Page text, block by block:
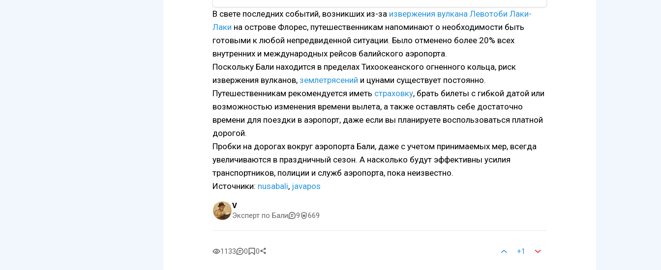
В свете последних событий, возникших из-за извержения вулкана Левотоби Лаки-
Лаки на острове Флорес, путешественникам напоминают о необходимости быть
готовыми к любой непредвиденной ситуации. Было отменено более 20% всех
внутренних и международных рейсов балийского аэропорта.
Поскольку Бали находится в пределах Тихоокеанского огненного кольца, риск
извержения вулканов, землетрясений и цунами существует постоянно.
Путешественникам рекомендуется иметь страховку, брать билеты с гибкой датой или
возможностью изменения времени вылета, а также оставлять себе достаточно
времени для поездки в аэропорт, даже если вы планируете воспользоваться платной
дорогой.
Пробки на дорогах вокруг аэропорта Бали, даже с учетом принимаемых мер, всегда
увеличиваются в праздничный сезон. А насколько будут эффективны усилия
транспортников, полиции и служб аэропорта, пока неизвестно.
Источники: nusabali, javapos
V
Эксперт по Бали
9 669
1133 0 0 +1